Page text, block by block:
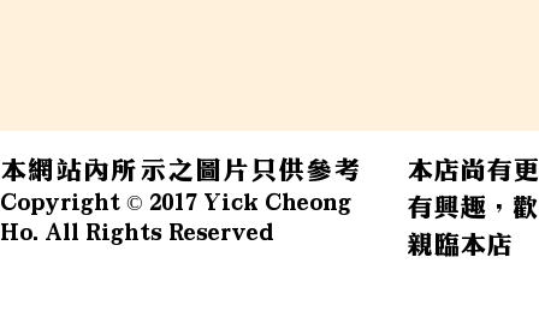
本網站內所示之圖片只供參考
Copyright © 2017 Yick Cheong
Ho. All Rights Reserved
本店尚有
有興趣，
親臨本店